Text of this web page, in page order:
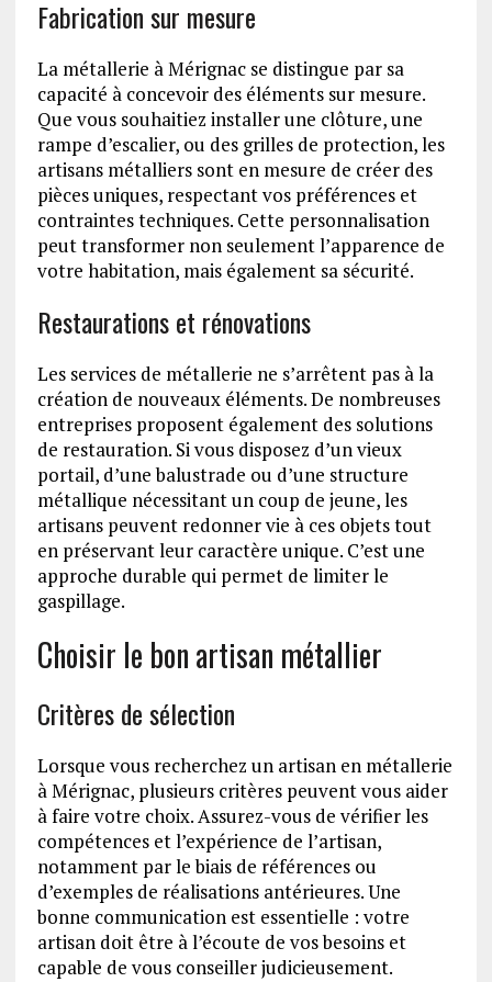
Fabrication sur mesure
La métallerie à Mérignac se distingue par sa
capacité à concevoir des éléments sur mesure.
Que vous souhaitiez installer une clôture, une
rampe d’escalier, ou des grilles de protection, les
artisans métalliers sont en mesure de créer des
pièces uniques, respectant vos préférences et
contraintes techniques. Cette personnalisation
peut transformer non seulement l’apparence de
votre habitation, mais également sa sécurité.
Restaurations et rénovations
Les services de métallerie ne s’arrêtent pas à la
création de nouveaux éléments. De nombreuses
entreprises proposent également des solutions
de restauration. Si vous disposez d’un vieux
portail, d’une balustrade ou d’une structure
métallique nécessitant un coup de jeune, les
artisans peuvent redonner vie à ces objets tout
en préservant leur caractère unique. C’est une
approche durable qui permet de limiter le
gaspillage.
Choisir le bon artisan métallier
Critères de sélection
Lorsque vous recherchez un artisan en métallerie
à Mérignac, plusieurs critères peuvent vous aider
à faire votre choix. Assurez-vous de vérifier les
compétences et l’expérience de l’artisan,
notamment par le biais de références ou
d’exemples de réalisations antérieures. Une
bonne communication est essentielle : votre
artisan doit être à l’écoute de vos besoins et
capable de vous conseiller judicieusement.